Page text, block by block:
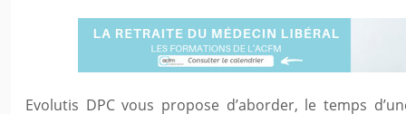
Evolutis DPC vous propose d’aborder, le temps